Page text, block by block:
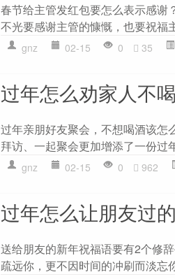
春节给主管发红包要怎么表示感谢
不光要感谢主管的慷慨，也要祝福
gnz 02-15 0 35
过年怎么劝家人不
过年亲朋好友聚会，不想喝酒该怎
拜访、一起聚会更加增添了一份过
gnz 02-15 0 962
过年怎么让朋友过
送给朋友的新年祝福语要有2个修
疏远你，更不因时间的冲刷而淡忘